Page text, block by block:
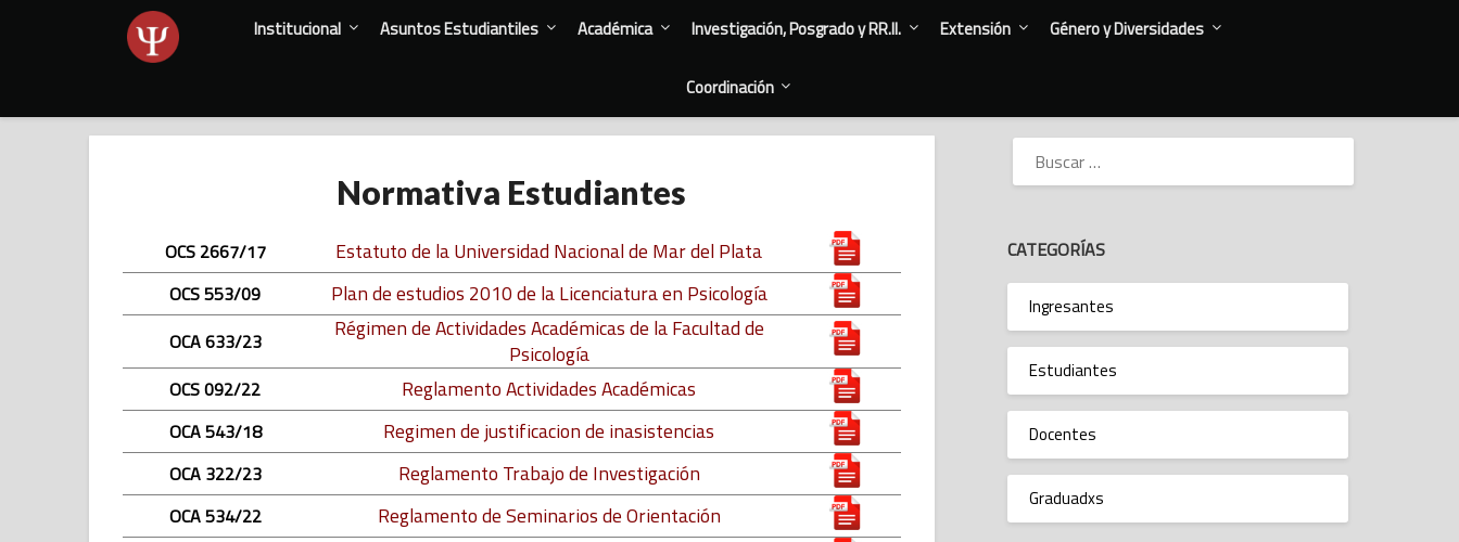
Institucional Asuntos Estudiantiles Académica Investigación, Posgrado y RR.II. Extensión Género y Diversidades
Coordinación
Normativa Estudiantes
OCS 2667/17 Estatuto de la Universidad Nacional de Mar del Plata
OCS 553/09 Plan de estudios 2010 de la Licenciatura en Psicología
OCA 633/23
Régimen de Actividades Académicas de la Facultad de
Psicología
OCS 092/22 Reglamento Actividades Académicas
OCA 543/18 Regimen de justificacion de inasistencias
OCA 322/23 Reglamento Trabajo de Investigación
OCA 534/22 Reglamento de Seminarios de Orientación
BUSCAR:
CATEGORÍAS
Ingresantes
Estudiantes
Docentes
Graduadxs